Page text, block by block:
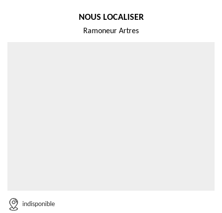
NOUS LOCALISER
Ramoneur Artres
indisponible